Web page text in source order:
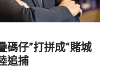
碼仔”打拼成“賭城
追捕